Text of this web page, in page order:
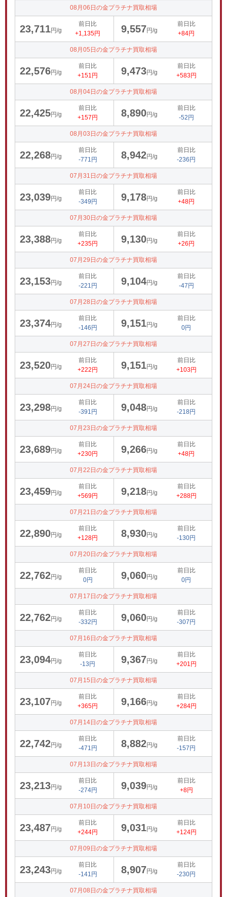
08月06日の金プラチナ買取相場
23,711円/g
前日比
+1,135円
9,557円/g
前日比
+84円
08月05日の金プラチナ買取相場
22,576円/g
前日比
+151円
9,473円/g
前日比
+583円
08月04日の金プラチナ買取相場
22,425円/g
前日比
+157円
8,890円/g
前日比
-52円
08月03日の金プラチナ買取相場
22,268円/g
前日比
-771円
8,942円/g
前日比
-236円
07月31日の金プラチナ買取相場
23,039円/g
前日比
-349円
9,178円/g
前日比
+48円
07月30日の金プラチナ買取相場
23,388円/g
前日比
+235円
9,130円/g
前日比
+26円
07月29日の金プラチナ買取相場
23,153円/g
前日比
-221円
9,104円/g
前日比
-47円
07月28日の金プラチナ買取相場
23,374円/g
前日比
-146円
9,151円/g
前日比
0円
07月27日の金プラチナ買取相場
23,520円/g
前日比
+222円
9,151円/g
前日比
+103円
07月24日の金プラチナ買取相場
23,298円/g
前日比
-391円
9,048円/g
前日比
-218円
07月23日の金プラチナ買取相場
23,689円/g
前日比
+230円
9,266円/g
前日比
+48円
07月22日の金プラチナ買取相場
23,459円/g
前日比
+569円
9,218円/g
前日比
+288円
07月21日の金プラチナ買取相場
22,890円/g
前日比
+128円
8,930円/g
前日比
-130円
07月20日の金プラチナ買取相場
22,762円/g
前日比
0円
9,060円/g
前日比
0円
07月17日の金プラチナ買取相場
22,762円/g
前日比
-332円
9,060円/g
前日比
-307円
07月16日の金プラチナ買取相場
23,094円/g
前日比
-13円
9,367円/g
前日比
+201円
07月15日の金プラチナ買取相場
23,107円/g
前日比
+365円
9,166円/g
前日比
+284円
07月14日の金プラチナ買取相場
22,742円/g
前日比
-471円
8,882円/g
前日比
-157円
07月13日の金プラチナ買取相場
23,213円/g
前日比
-274円
9,039円/g
前日比
+8円
07月10日の金プラチナ買取相場
23,487円/g
前日比
+244円
9,031円/g
前日比
+124円
07月09日の金プラチナ買取相場
23,243円/g
前日比
-141円
8,907円/g
前日比
-230円
07月08日の金プラチナ買取相場